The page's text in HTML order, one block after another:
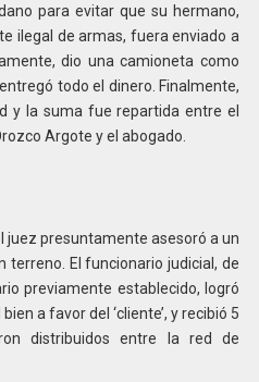
para evitar que su hermano,
ilegal de armas, fuera enviado a
dio una camioneta como
todo el dinero. Finalmente,
y la suma fue repartida entre el
Argote y el abogado.
juez presuntamente asesoró a un
terreno. El funcionario judicial, de
previamente establecido, logró
a favor del ‘cliente’, y recibió 5
distribuidos entre la red de